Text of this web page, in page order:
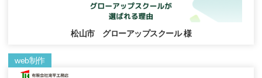
松山市 グローアップスクール 様
web制作